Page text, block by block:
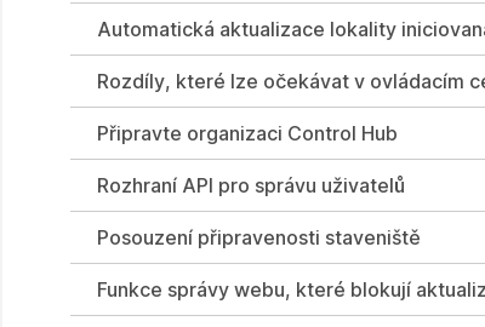
Automatická aktualizace lokality
Rozdíly, které lze očekávat v ovládacím
Připravte organizaci Control Hub
Rozhraní API pro správu uživatelů
Posouzení připravenosti staveniště
Funkce správy webu, které blokují